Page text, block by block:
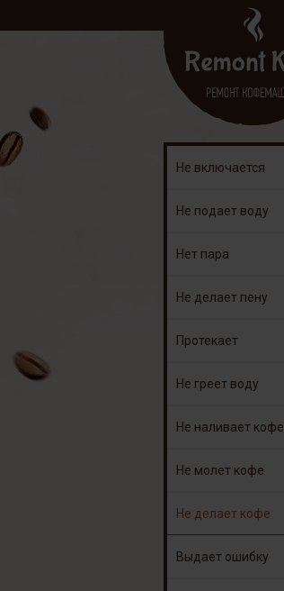
Не включается
Не подает воду
Нет пара
Не делает пену
Протекает
Не греет воду
Не наливает кофе
Не молет кофе
Не делает кофе
Выдает ошибку